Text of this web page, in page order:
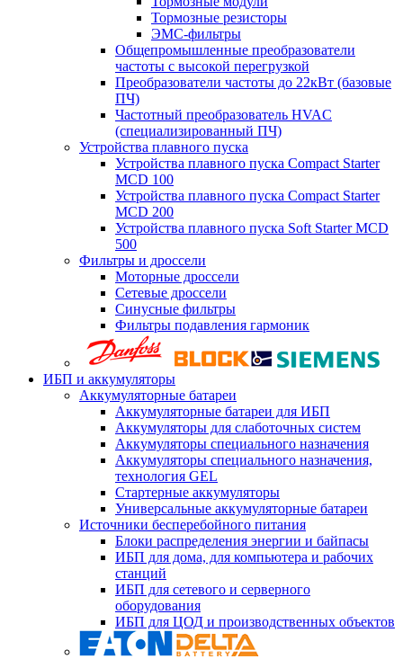
Тормозные резисторы
ЭМС-фильтры
Общепромышленные преобразователи
частоты с высокой перегрузкой
Преобразователи частоты до 22кВт (базовые
ПЧ)
Частотный преобразователь HVAC
(специализированный ПЧ)
Устройства плавного пуска
Устройства плавного пуска Compact Starter
MCD 100
Устройства плавного пуска Compact Starter
MCD 200
Устройства плавного пуска Soft Starter MCD
500
Фильтры и дроссели
Моторные дроссели
Сетевые дроссели
Синусные фильтры
Фильтры подавления гармоник
ИБП и аккумуляторы
Аккумуляторные батареи
Аккумуляторные батареи для ИБП
Аккумуляторы для слаботочных систем
Аккумуляторы специального назначения
Аккумуляторы специального назначения,
технология GEL
Стартерные аккумуляторы
Универсальные аккумуляторные батареи
Источники бесперебойного питания
Блоки распределения энергии и байпасы
ИБП для дома, для компьютера и рабочих
станций
ИБП для сетевого и серверного
оборудования
ИБП для ЦОД и производственных объектов